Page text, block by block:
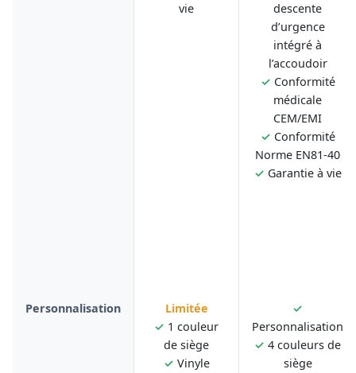
vie
descente
d’urgence
intégré à
l’accoudoir
✓ Conformité
médicale
CEM/EMI
✓ Conformité
Norme EN81-40
✓ Garantie à vie
Personnalisation
Limitée
✓ 1 couleur
de siège
✓ Vinyle
✓
Personnalisation
✓ 4 couleurs de
siège